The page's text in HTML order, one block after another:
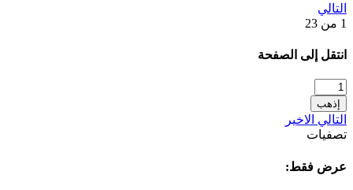
التالي
1 من 23
انتقل إلى الصفحة
إذهب
التالي الاخير
تصفيات
عرض فقط: